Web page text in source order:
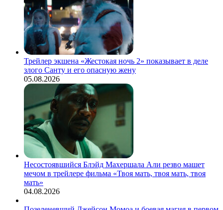
Трейлер экшена «Жестокая ночь 2» показывает в деле
злого Санту и его опасную жену
05.08.2026
Несостоявшийся Блэйд Махершала Али резво машет
мечом в трейлере фильма «Твоя мать, твоя мать, твоя
мать»
04.08.2026